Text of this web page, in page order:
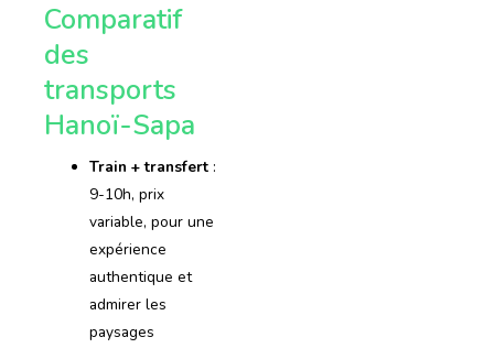
Comparatif
des
transports
Hanoï-Sapa
Train + transfert :
9-10h, prix
variable, pour une
expérience
authentique et
admirer les
paysages